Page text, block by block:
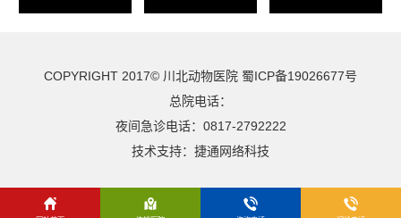
COPYRIGHT 2017© 川北动物医院 蜀ICP备19026677号
总院电话：
夜间急诊电话：0817-2792222
技术支持： 捷通网络科技